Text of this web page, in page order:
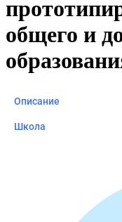
общего и
Описание
Школа